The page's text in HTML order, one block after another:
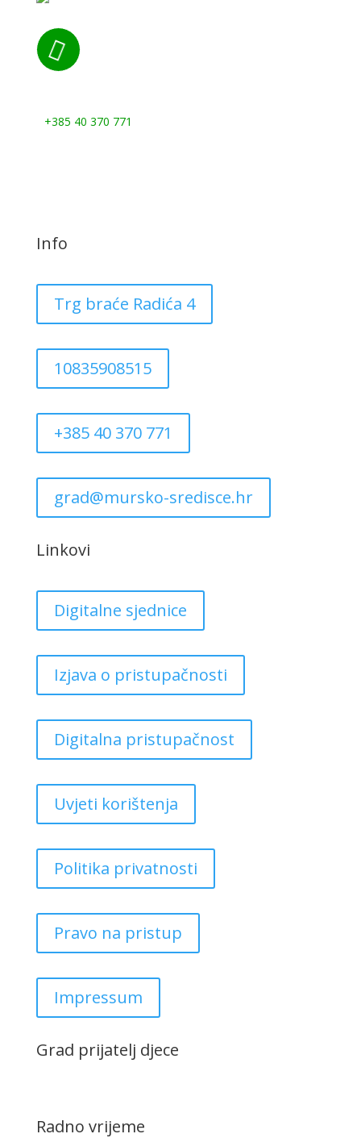

+385 40 370 771
Info
Trg braće Radića 4
10835908515
+385 40 370 771
grad@mursko-sredisce.hr
Linkovi
Digitalne sjednice
Izjava o pristupačnosti
Digitalna pristupačnost
Uvjeti korištenja
Politika privatnosti
Pravo na pristup
Impressum
Grad prijatelj djece
Radno vrijeme